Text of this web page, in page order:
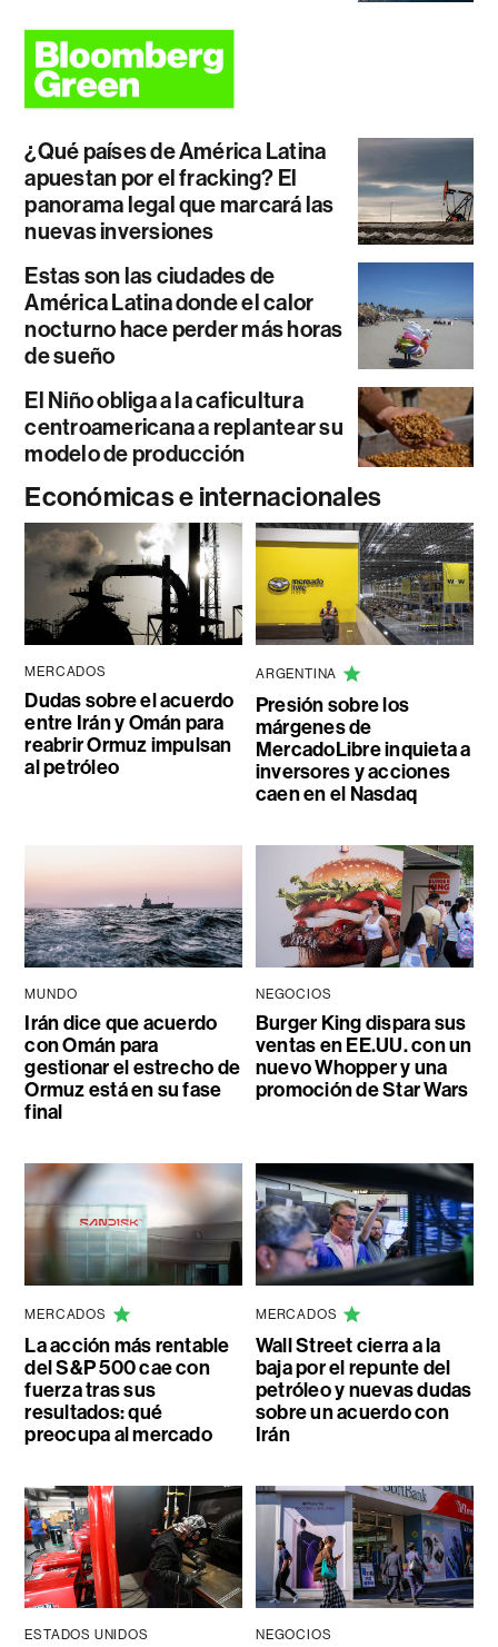
¿Qué países de América Latina
apuestan por el fracking? El
panorama legal que marcará las
nuevas inversiones
Estas son las ciudades de
América Latina donde el calor
nocturno hace perder más horas
de sueño
El Niño obliga a la caficultura
centroamericana a replantear su
modelo de producción
Económicas e internacionales
MERCADOS
Dudas sobre el acuerdo
entre Irán y Omán para
reabrir Ormuz impulsan
al petróleo
ARGENTINA
Presión sobre los
márgenes de
MercadoLibre inquieta a
inversores y acciones
caen en el Nasdaq
MUNDO
Irán dice que acuerdo
con Omán para
gestionar el estrecho de
Ormuz está en su fase
final
NEGOCIOS
Burger King dispara sus
ventas en EE.UU. con un
nuevo Whopper y una
promoción de Star Wars
MERCADOS
La acción más rentable
del S&P 500 cae con
fuerza tras sus
resultados: qué
preocupa al mercado
MERCADOS
Wall Street cierra a la
baja por el repunte del
petróleo y nuevas dudas
sobre un acuerdo con
Irán
ESTADOS UNIDOS NEGOCIOS